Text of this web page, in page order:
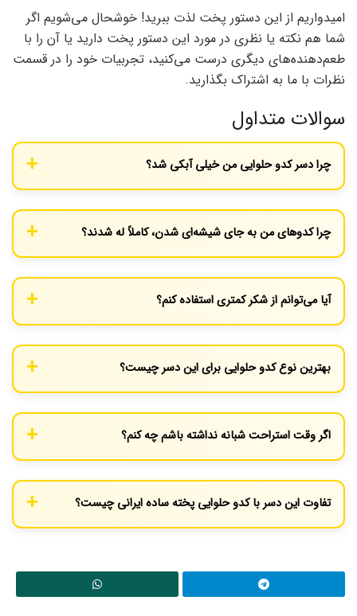
امیدواریم از این دستور پخت لذت ببرید! خوشحال می‌شویم اگر
شما هم نکته یا نظری در مورد این دستور پخت دارید یا آن را با
طعم‌دهنده‌های دیگری درست می‌کنید، تجربیات خود را در قسمت
نظرات با ما به اشتراک بگذارید.
سوالات متداول
چرا دسر کدو حلوایی من خیلی آبکی شد؟
یا اینکه زمان پخت کافی نبوده است. همچنین ممکن است در ابتدای
کار به آن آب اضافه کرده باشید که اشتباه است.
چرا کدوهای من به جای شیشه‌ای شدن، کاملاً له شدند؟
از کدو حلوایی با بافت بسیار نرم و آبکی است. همچنین هم زدن دسر
در حین پخت می‌تواند باعث له شدن کدوها شود.
آیا می‌توانم از شکر کمتری استفاده کنم؟
کاهش بیش از حد شکر، نتیجه نهایی را به “کدو حلوایی پخته” شبیه
می‌کند تا “دسر”.
بهترین نوع کدو حلوایی برای این دسر چیست؟
گوشت متراکم و رنگ نارنجی تیره دارند، گزینه‌های بهتری هستند.
اگر وقت استراحت شبانه نداشته باشم چه کنم؟
بسیار بسیار کم (شعله پخش‌کن) قرار دهید تا شکر به آرامی آب شود و
کدو آب بیندازد (حدود ۳۰ تا ۴۰ دقیقه). سپس حرارت را کمی بیشتر کنید
تا بپزد. مراقب باشید در این روش شکر نسوزد.
تفاوت این دسر با کدو حلوایی پخته ساده ایرانی چیست؟
روش ترکی، تمرکز بر پخت کدو در آبِ خودش و رسیدن به بافت شفاف
(شیشه‌ای) و شیره غلیظ کاراملی است.